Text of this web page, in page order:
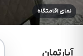
نمای اقامتگاه
آپارتمان